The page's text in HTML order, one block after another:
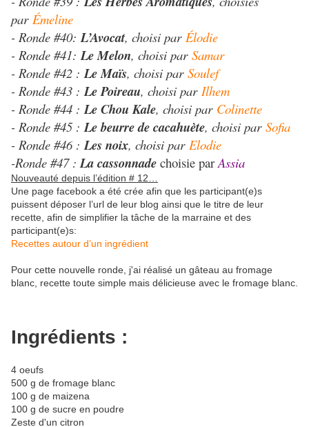
par Émeline
- Ronde #40:L’Avocat, choisi par Élodie
- Ronde #41:Le Melon, choisi par Samar
- Ronde #42 :Le Maïs, choisi par Soulef
- Ronde #43 :Le Poireau, choisi par Ilhem
- Ronde #44 :Le Chou Kale, choisi par Colinette
- Ronde #45 :Le beurre de cacahuète, choisi par Sofia
- Ronde #46 :Les noix, choisi par Elodie
-Ronde #47 : La cassonnade choisie parAssia
Nouveauté depuis l’édition # 12…
Une page facebook a été crée afin que les participant(e)s
puissent déposer l’url de leur blog ainsi que le titre de leur
recette, afin de simplifier la tâche de la marraine et des
participant(e)s:
Recettes autour d’un ingrédient
Pour cette nouvelle ronde, j'ai réalisé un gâteau au fromage
blanc, recette toute simple mais délicieuse avec le fromage blanc.
Ingrédients :
4 oeufs
500 g de fromage blanc
100 g de maizena
100 g de sucre en poudre
Zeste d'un citron